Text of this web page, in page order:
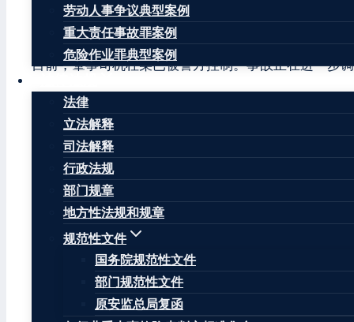
劳动人事争议典型案例
重大责任事故罪案例
危险作业罪典型案例
法律
立法解释
司法解释
行政法规
部门规章
地方性法规和规章
规范性文件
国务院规范性文件
部门规范性文件
原安监总局复函
经初步调查，肇事司机杜某（女，41岁，漯河市郾城
追尾前方车辆，引发交通事故。
目前，肇事司机杜某已被警方控制。事故正在进一步
漯河市公安局交通管理支队经济技术开发区大队
2022年7月4日
文章标签：#河南省
王康律师，注册安全工程师，北京华让律师事务所